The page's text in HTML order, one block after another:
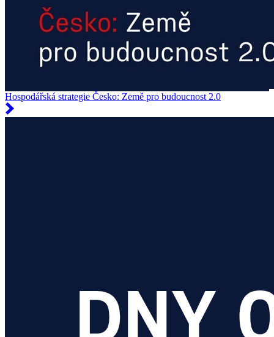
Hospodářská strategie Česko: Země pro budoucnost 2.0